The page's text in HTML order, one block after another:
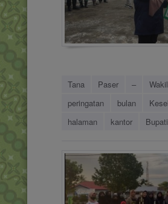
Tana Paser – Wakil
peringatan
bulan
halaman
kantor Bupati